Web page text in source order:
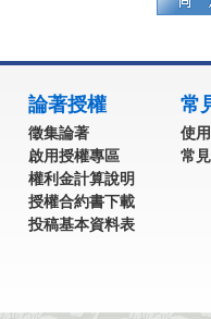
論著授權
徵集論著
啟用授權專區
權利金計算說明
授權合約書下載
投稿基本資料表
常
使
常